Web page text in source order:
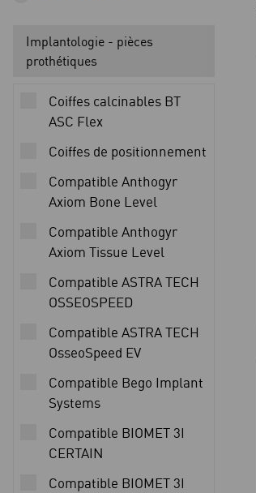
Implantologie - pièces
prothétiques
Coiffes calcinables BT
ASC Flex
Coiffes de positionnement
Compatible Anthogyr
Axiom Bone Level
Compatible Anthogyr
Axiom Tissue Level
Compatible ASTRA TECH
OSSEOSPEED
Compatible ASTRA TECH
OsseoSpeed EV
Compatible Bego Implant
Systems
Compatible BIOMET 3I
CERTAIN
Compatible BIOMET 3I